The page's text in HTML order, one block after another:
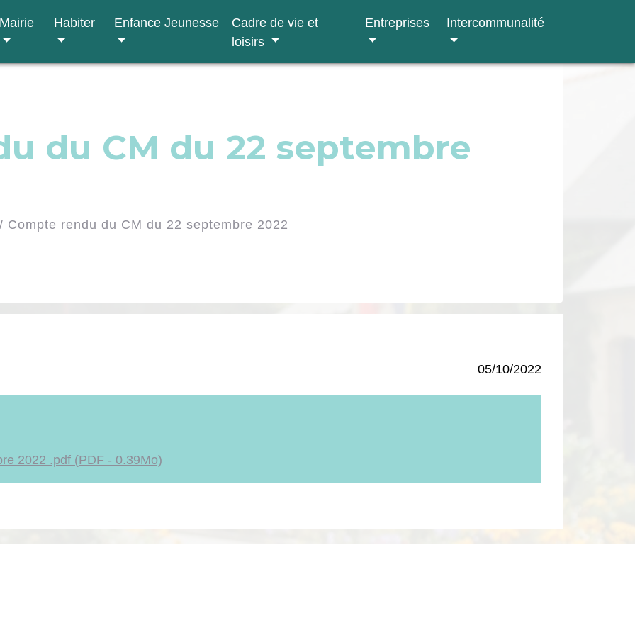
Mairie Habiter Enfance Jeunesse
Cadre de vie et
loisirs
Entreprises Intercommunalité
du CM du 22 septembre
/ Compte rendu du CM du 22 septembre 2022
05/10/2022
2022 .pdf (PDF - 0.39Mo)